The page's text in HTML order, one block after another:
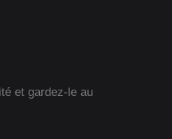
et gardez-le au